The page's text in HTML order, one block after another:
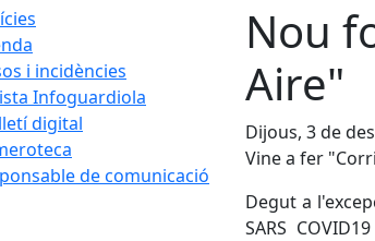
i incidències
Infoguardiola
digital
de comunicació
Nou
Aire"
Dijous, 3 de
Vine a fer
Degut a
SARS